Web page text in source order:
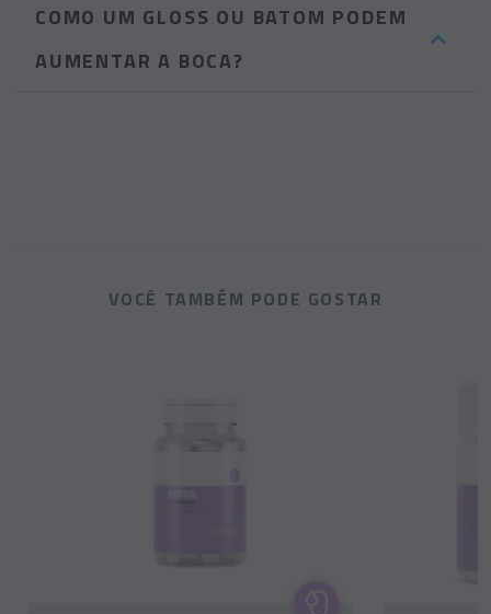
COMO UM GLOSS OU BATOM PODEM
AUMENTAR A BOCA?
VOCÊ TAMBÉM PODE GOSTAR